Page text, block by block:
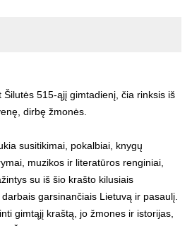
515-ąjį gimtadienį, čia rinksis iš
dirbę žmonės.
susitikimai, pokalbiai, knygų
muzikos ir literatūros renginiai,
su iš šio krašto kilusiais
garsinančiais Lietuvą ir pasaulį.
gimtąjį kraštą, jo žmones ir istorijas,